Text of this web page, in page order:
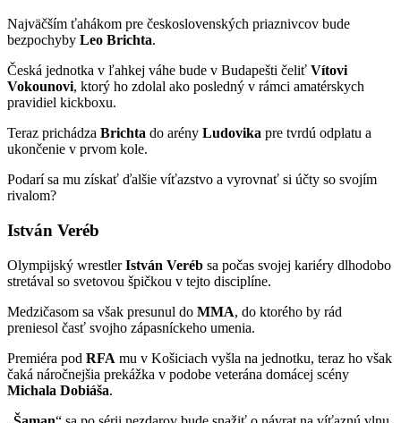
Najväčším ťahákom pre československých priaznivcov bude
bezpochyby Leo Brichta.
Česká jednotka v ľahkej váhe bude v Budapešti čeliť Vítovi
Vokounovi, ktorý ho zdolal ako posledný v rámci amatérskych
pravidiel kickboxu.
Teraz prichádza Brichta do arény Ludovika pre tvrdú odplatu a
ukončenie v prvom kole.
Podarí sa mu získať ďalšie víťazstvo a vyrovnať si účty so svojím
rivalom?
István Veréb
Olympijský wrestlerIstván Veréb sa počas svojej kariéry dlhodobo
stretával so svetovou špičkou v tejto disciplíne.
Medzičasom sa však presunul do MMA, do ktorého by rád
preniesol časť svojho zápasníckeho umenia.
Premiéra pod RFA mu v Košiciach vyšla na jednotku, teraz ho však
čaká náročnejšia prekážka v podobe veterána domácej scény
Michala Dobiáša.